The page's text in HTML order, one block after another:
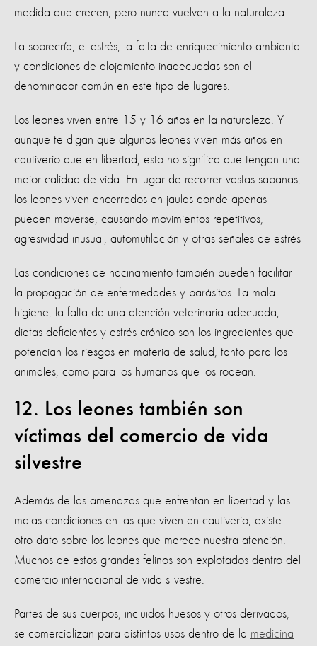
medida que crecen, pero nunca vuelven a la naturaleza.
La sobrecría, el estrés, la falta de enriquecimiento ambiental
y condiciones de alojamiento inadecuadas son el
denominador común en este tipo de lugares.
Los leones viven entre 15 y 16 años en la naturaleza. Y
aunque te digan que algunos leones viven más años en
cautiverio que en libertad, esto no significa que tengan una
mejor calidad de vida. En lugar de recorrer vastas sabanas,
los leones viven encerrados en jaulas donde apenas
pueden moverse, causando movimientos repetitivos,
agresividad inusual, automutilación y otras señales de estrés
Las condiciones de hacinamiento también pueden facilitar
la propagación de enfermedades y parásitos. La mala
higiene, la falta de una atención veterinaria adecuada,
dietas deficientes y estrés crónico son los ingredientes que
potencian los riesgos en materia de salud, tanto para los
animales, como para los humanos que los rodean.
12. Los leones también son
víctimas del comercio de vida
silvestre
Además de las amenazas que enfrentan en libertad y las
malas condiciones en las que viven en cautiverio, existe
otro dato sobre los leones que merece nuestra atención.
Muchos de estos grandes felinos son explotados dentro del
comercio internacional de vida silvestre.
Partes de sus cuerpos, incluidos huesos y otros derivados,
se comercializan para distintos usos dentro de la medicina